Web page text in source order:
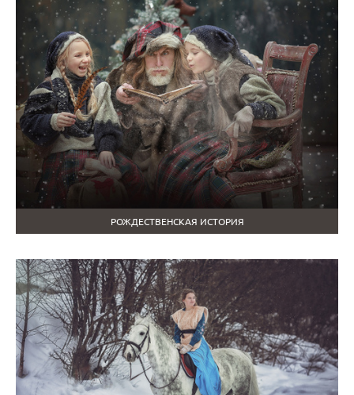
РОЖДЕСТВЕНСКАЯ ИСТОРИЯ